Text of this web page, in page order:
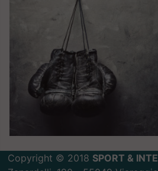
Copyright © 2018 SPORT &